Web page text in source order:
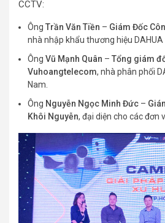
CCTV:
Ông Trần Văn Tiền – Giám Đốc
nhà nhập khẩu thương hiệu DAHUA
Ông Vũ Mạnh Quân – Tổng giám
Vuhoangtelecom, nhà phân phối
Nam.
Ông Nguyễn Ngọc Minh Đức –
Khôi Nguyễn, đại diện cho các đơn